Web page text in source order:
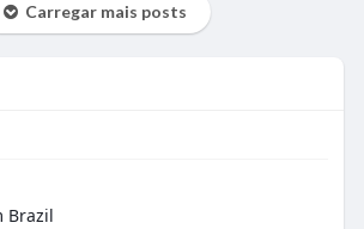
Carregar mais posts
Brazil